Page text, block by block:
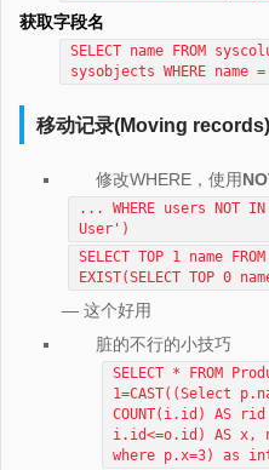
获取字段名
SELECT name FROM
sysobjects WHERE name
移动记录(Moving
修改WHERE，使用
... WHERE users
User')
SELECT TOP 1 name
EXIST(SELECT TOP 0
— 这个好用
脏的不行的小技巧
SELECT * FROM
1=CAST((Select
COUNT(i.id) AS rid
i.id<=o.id) AS x,
where p.x=3) as